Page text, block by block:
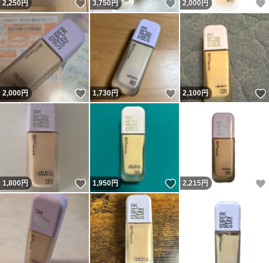
2,250円 いいね！
3,750円 いいね！
2,000 円
2,000円 いいね！
1,730円 いいね！
2,100円
1,800円 いいね！
1,950円 いいね！
2,215円